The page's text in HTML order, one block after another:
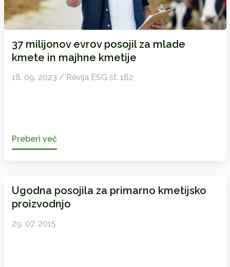
37 milijonov evrov posojil za mlade
kmete in majhne kmetije
18. 09. 2023 / Revija ESG št. 182
Preberi več
Ugodna posojila za primarno kmetijsko
proizvodnjo
29. 07. 2015